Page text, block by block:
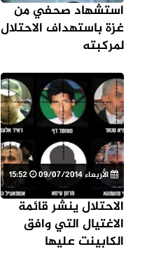
استشهاد صحفي من
غزة باستهداف الاحتلال
لمركبته
الأربعاء 09/07/2014
الاحتلال ينشر قائمة
الاغتيال التي وافق
الكابينت عليها